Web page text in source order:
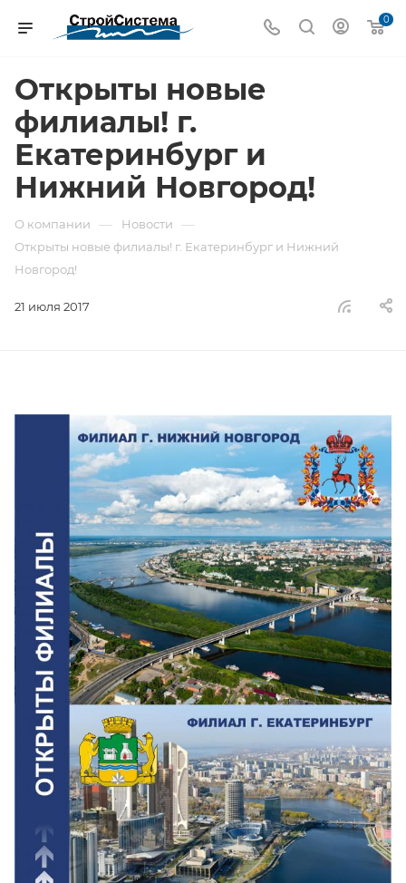
0
Открыты новые
филиалы! г.
Екатеринбург и
Нижний Новгород!
О компании — Новости —
Открыты новые филиалы! г. Екатеринбург и Нижний
Новгород!
21 июля 2017